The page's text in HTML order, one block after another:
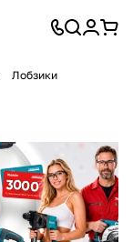
Лобзики